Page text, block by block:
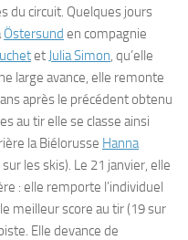
du circuit. Quelques jours
Östersund en compagnie
et Julia Simon, qu’elle
large avance, elle remonte
après le précédent obtenu
au tir elle se classe ainsi
la Biélorusse Hanna
les skis). Le 21 janvier, elle
: elle remporte l’individuel
meilleur score au tir (19 sur
Elle devance de